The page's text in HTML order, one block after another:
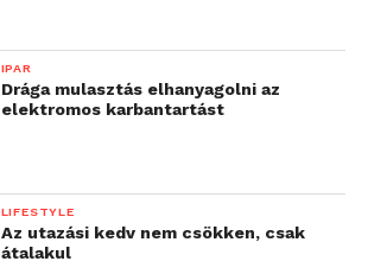
IPAR
Drága mulasztás elhanyagolni az
elektromos karbantartást
LIFESTYLE
Az utazási kedv nem csökken, csak
átalakul